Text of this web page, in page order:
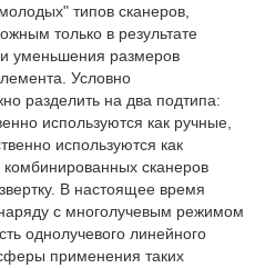
типов сканеров,
только в результате
и уменьшения размеров
Условно
разделить на два подтипа:
используются как ручные,
используются как
сканеров
В настоящее время
с многолучевым режимом
однолучевого линейного
применения таких